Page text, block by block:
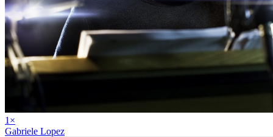
1 ×
Gabriele Lopez